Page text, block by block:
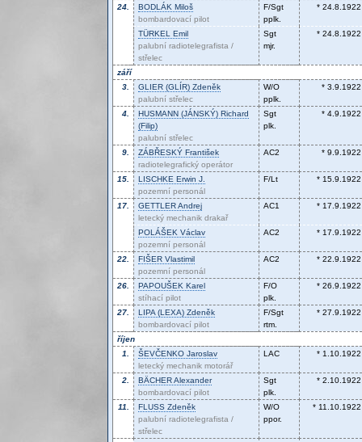
24. BODLÁK Miloš
bombardovací pilot
F/Sgt
pplk.
* 24.8.1922
TÜRKEL
Emil
palubní radiotelegrafista /
střelec
Sgt
mjr.
* 24.8.1922
září
3.
GLIER (GLÍR) Zdeněk
palubní střelec
W/O
pplk.
* 3.9.1922
4. HUSMANN (JÁNSKÝ) Richard
(Filip)
palubní střelec
Sgt
plk.
* 4.9.1922
9. ZÁBŘESKÝ František
radiotelegrafický operátor
AC2 * 9.9.1922
15. LISCHKE Erwin J.
pozemní personál
F/Lt * 15.9.1922
17. GETTLERAndrej
letecký mechanik drakař
AC1 * 17.9.1922
POLÁŠEK Václav
pozemní personál
AC2 * 17.9.1922
22. FIŠER Vlastimil
pozemní personál
AC2 * 22.9.1922
26. PAPOUŠEK Karel
stíhací pilot
F/O
plk.
* 26.9.1922
27. LIPA (LEXA) Zdeněk
bombardovací pilot
F/Sgt
rtm.
* 27.9.1922
říjen
1.
ŠEVČENKO Jaroslav
letecký mechanik motorář
LAC * 1.10.1922
2. BÄCHERAlexander
bombardovací pilot
Sgt
plk.
* 2.10.1922
11. FLUSS Zdeněk
palubní radiotelegrafista /
střelec
W/O
ppor.
* 11.10.1922